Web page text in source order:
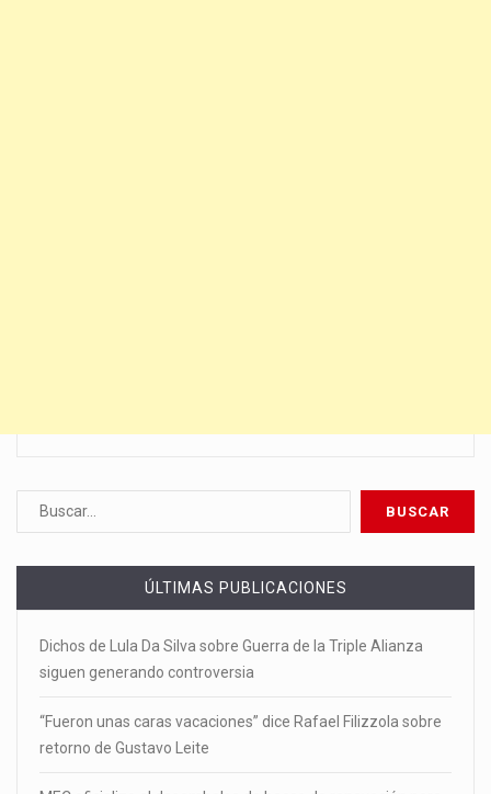
ÚLTIMAS PUBLICACIONES
Dichos de Lula Da Silva sobre Guerra de la Triple Alianza
siguen generando controversia
“Fueron unas caras vacaciones” dice Rafael Filizzola sobre
retorno de Gustavo Leite